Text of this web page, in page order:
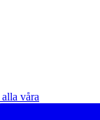
våra